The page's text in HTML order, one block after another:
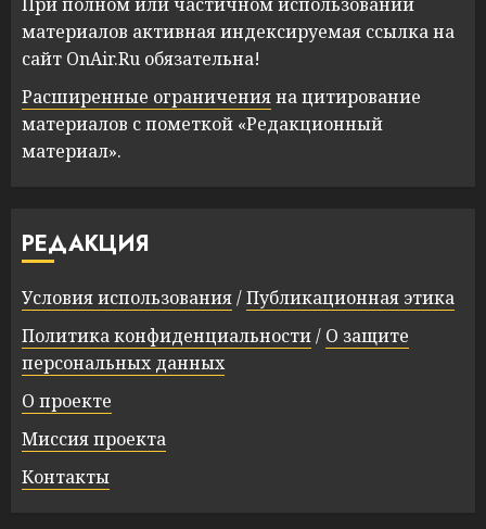
материалов активная индексируемая ссылка на
сайт OnAir.Ru обязательна!
Расширенные ограниченияна цитирование
материалов с пометкой «Редакционный
материал».
РЕДАКЦИЯ
Условия использования/Публикационная этика
Политика конфиденциальности/ О защите
персональных данных
О проекте
Миссия проекта
Контакты